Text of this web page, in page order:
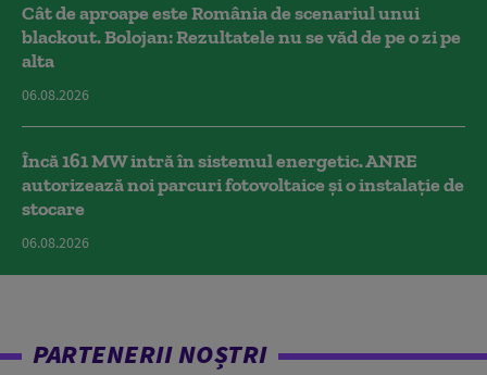
Cât de aproape este România de scenariul unui
blackout. Bolojan: Rezultatele nu se văd de pe o zi pe
alta
06.08.2026
Încă 161 MW intră în sistemul energetic. ANRE
autorizează noi parcuri fotovoltaice și o instalație de
stocare
06.08.2026
PARTENERII NOȘTRI